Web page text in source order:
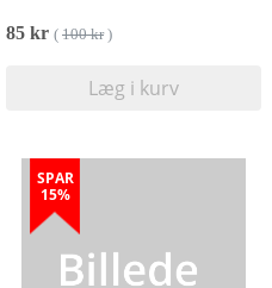
85 kr ( 100 kr)
Læg i kurv
SPAR
15%